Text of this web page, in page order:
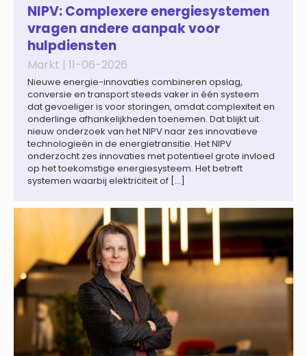
wereldwijd naar verwachting afnemen tot 1,3% in reële
termen in […]
NIPV: Complexere energiesystemen
vragen andere aanpak voor
hulpdiensten
Markt | 11-06-2026
Nieuwe energie-innovaties combineren opslag,
conversie en transport steeds vaker in één systeem
dat gevoeliger is voor storingen, omdat complexiteit en
onderlinge afhankelijkheden toenemen. Dat blijkt uit
nieuw onderzoek van het NIPV naar zes innovatieve
technologieën in de energietransitie. Het NIPV
onderzocht zes innovaties met potentieel grote invloed
op het toekomstige energiesysteem. Het betreft
systemen waarbij elektriciteit of […]